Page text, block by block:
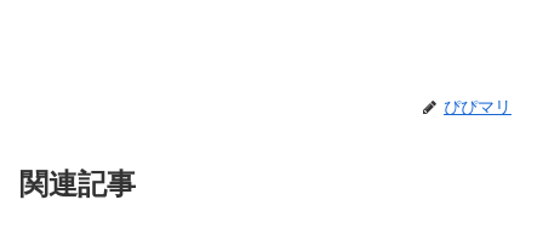
ぴぴマリ
関連記事